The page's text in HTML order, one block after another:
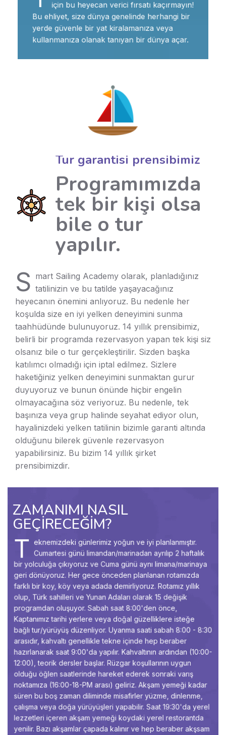
için bu heyecan verici fırsatı kaçırmayın!
Bu ehliyet, size dünya genelinde herhangi bir
yerde güvenle bir yat kiralamanıza veya
kullanmanıza olanak tanıyan bir dünya açar.
Tur garantisi prensibimiz
Programımızda
tek bir kişi olsa
bile o tur
yapılır.
S mart Sailing Academy olarak, planladığınız
tatilinizin ve bu tatilde yaşayacağınız
heyecanın önemini anlıyoruz. Bu nedenle her
koşulda size en iyi yelken deneyimini sunma
taahhüdünde bulunuyoruz. 14 yıllık prensibimiz,
belirli bir programda rezervasyon yapan tek kişi siz
olsanız bile o tur gerçekleştirilir. Sizden başka
katılımcı olmadığı için iptal edilmez. Sizlere
haketiğiniz yelken deneyimini sunmaktan gurur
duyuyoruz ve bunun önünde hiçbir engelin
olmayacağına söz veriyoruz. Bu nedenle, tek
başınıza veya grup halinde seyahat ediyor olun,
hayalinizdeki yelken tatilinin bizimle garanti altında
olduğunu bilerek güvenle rezervasyon
yapabilirsiniz. Bu bizim 14 yıllık şirket
prensibimizdir.
ZAMANIMI NASIL
GEÇİRECEĞİM?
T eknemizdeki günlerimiz yoğun ve iyi planlanmıştır.
Cumartesi günü limandan/marinadan ayrılıp 2 haftalık
bir yolculuğa çıkıyoruz ve Cuma günü aynı limana/marinaya
geri dönüyoruz. Her gece önceden planlanan rotamızda
farklı bir koy, köy veya adada demirliyoruz. Rotamız yıllık
olup, Türk sahilleri ve Yunan Adaları olarak 15 değişik
programdan oluşuyor. Sabah saat 8:00'den önce,
Kaptanımız tarihi yerlere veya doğal güzelliklere isteğe
bağlı tur/yürüyüş düzenliyor. Uyanma saati sabah 8:00 - 8:30
arasıdır, kahvaltı genellikle tekne içinde hep beraber
hazırlanarak saat 9:00'da yapılır. Kahvaltının ardından (10:00-
12:00), teorik dersler başlar. Rüzgar koşullarının uygun
olduğu öğlen saatlerinde hareket ederek sonraki varış
noktamıza (16:00-18-PM arası) geliriz. Akşam yemeği kadar
süren bu boş zaman diliminde misafirler yüzme, dinlenme,
çalışma veya doğa yürüyüşleri yapabilir. Saat 19:30'da yerel
lezzetleri içeren akşam yemeği koydaki yerel restorantda
yenilir. Bazı akşamlar çapada kalınır ve hep beraber akşsam